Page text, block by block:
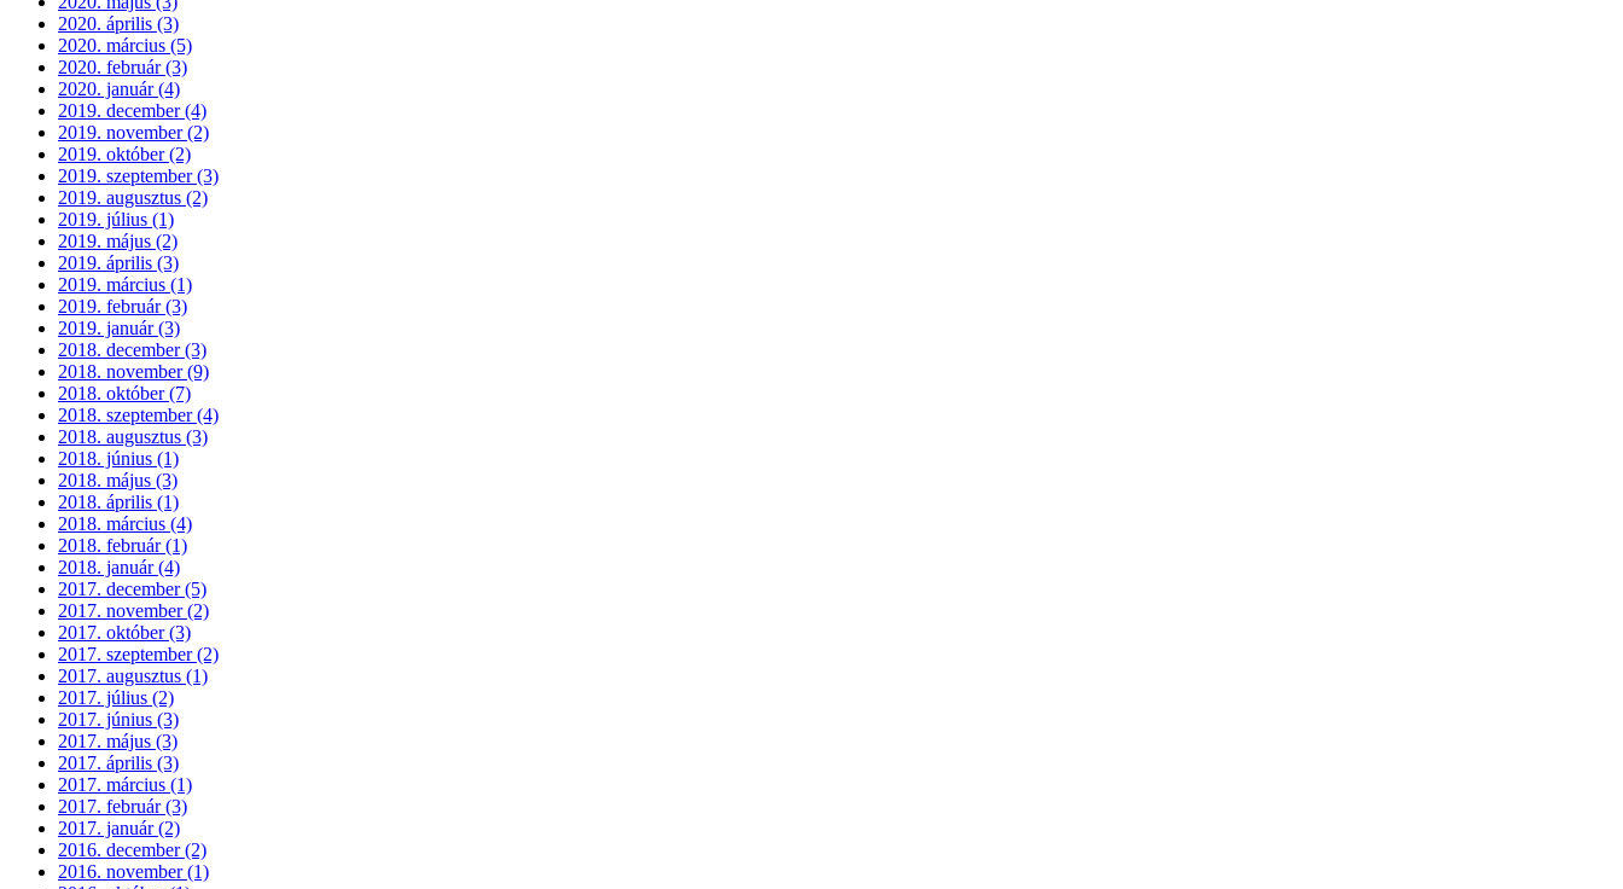
2020. április (3)
2020. március (5)
2020. február (3)
2020. január (4)
2019. december (4)
2019. november (2)
2019. október (2)
2019. szeptember (3)
2019. augusztus (2)
2019. július (1)
2019. május (2)
2019. április (3)
2019. március (1)
2019. február (3)
2019. január (3)
2018. december (3)
2018. november (9)
2018. október (7)
2018. szeptember (4)
2018. augusztus (3)
2018. június (1)
2018. május (3)
2018. április (1)
2018. március (4)
2018. február (1)
2018. január (4)
2017. december (5)
2017. november (2)
2017. október (3)
2017. szeptember (2)
2017. augusztus (1)
2017. július (2)
2017. június (3)
2017. május (3)
2017. április (3)
2017. március (1)
2017. február (3)
2017. január (2)
2016. december (2)
2016. november (1)